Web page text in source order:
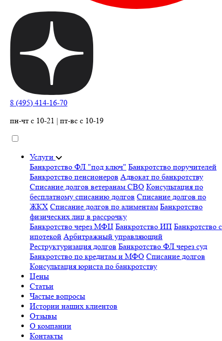
8 (495) 414-16-70
пн-чт с 10-21 | пт-вс с 10-19
Услуги
Банкротство ФЛ "под ключ" Банкротство поручителей
Банкротство пенсионеров Адвокат по банкротству
Списание долгов ветеранам СВО Консультация по
бесплатному списанию долгов Списание долгов по
ЖКХ Списание долгов по алиментам Банкротство
физических лиц в рассрочку
Банкротство через МФЦ Банкротство ИП Банкротство с
ипотекой Арбитражный управляющий
Реструктуризация долгов Банкротство ФЛ через суд
Банкротство по кредитам и МФО Списание долгов
Консультация юриста по банкротству
Цены
Статьи
Частые вопросы
Истории наших клиентов
Отзывы
О компании
Контакты